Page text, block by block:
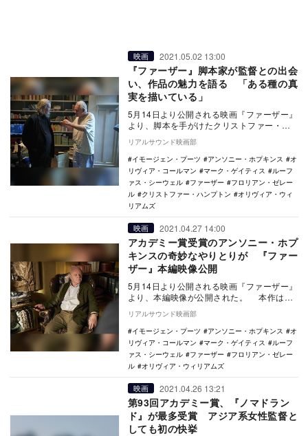
映画 2021.05.02 13:00
『ファーザー』脚本家が監督との出会
い、作品の魅力を語る 「ある種の真
実を描いている」
5月14日より公開される映画『ファーザー』
より、脚本を手がけたクリストファー・ハ
ンプトンのインタビュー映像とメイキング
写真が公開…
リアルサウンド映画部
イモージェン・プーツ
アンソニー・ホプキンス
オ
リヴィア・コールマン
マーク・ゲイティス
ルーフ
ァス・シーウェル
ファーザー
フロリアン・ゼレー
ル
クリストファー・ハンプトン
オリヴィア・ウィ
リアムズ
映画 2021.04.27 14:00
アカデミー賞受賞のアンソニー・ホプ
キンスの奇妙なやりとりが 『ファー
ザー』本編映像公開
5月14日より公開される映画『ファーザー』
より、本編映像が公開された。 本作は、
世界30カ国以上で上演された舞台を映画化
した…
リアルサウンド映画部
イモージェン・プーツ
アンソニー・ホプキンス
オ
リヴィア・コールマン
マーク・ゲイティス
ルーフ
ァス・シーウェル
ファーザー
フロリアン・ゼレー
ル
オリヴィア・ウィリアムズ
映画 2021.04.26 13:21
第93回アカデミー賞、『ノマドラン
ド』が最多受賞 アジア系女性監督と
しても初の快挙